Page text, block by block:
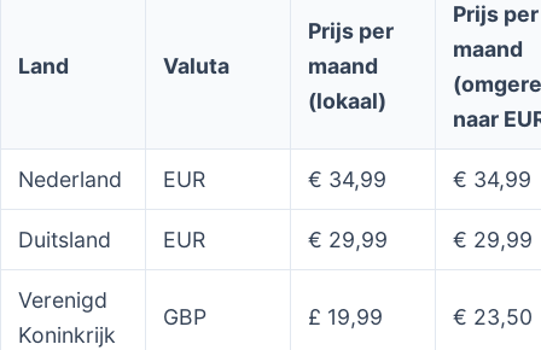
Land Valuta
Prijs per
maand
(lokaal)
Prijs per
maand
naar
Nederland EUR € 34,99 € 34,99
Duitsland EUR € 29,99 € 29,99
Verenigd
Koninkrijk
GBP £ 19,99 € 23,50